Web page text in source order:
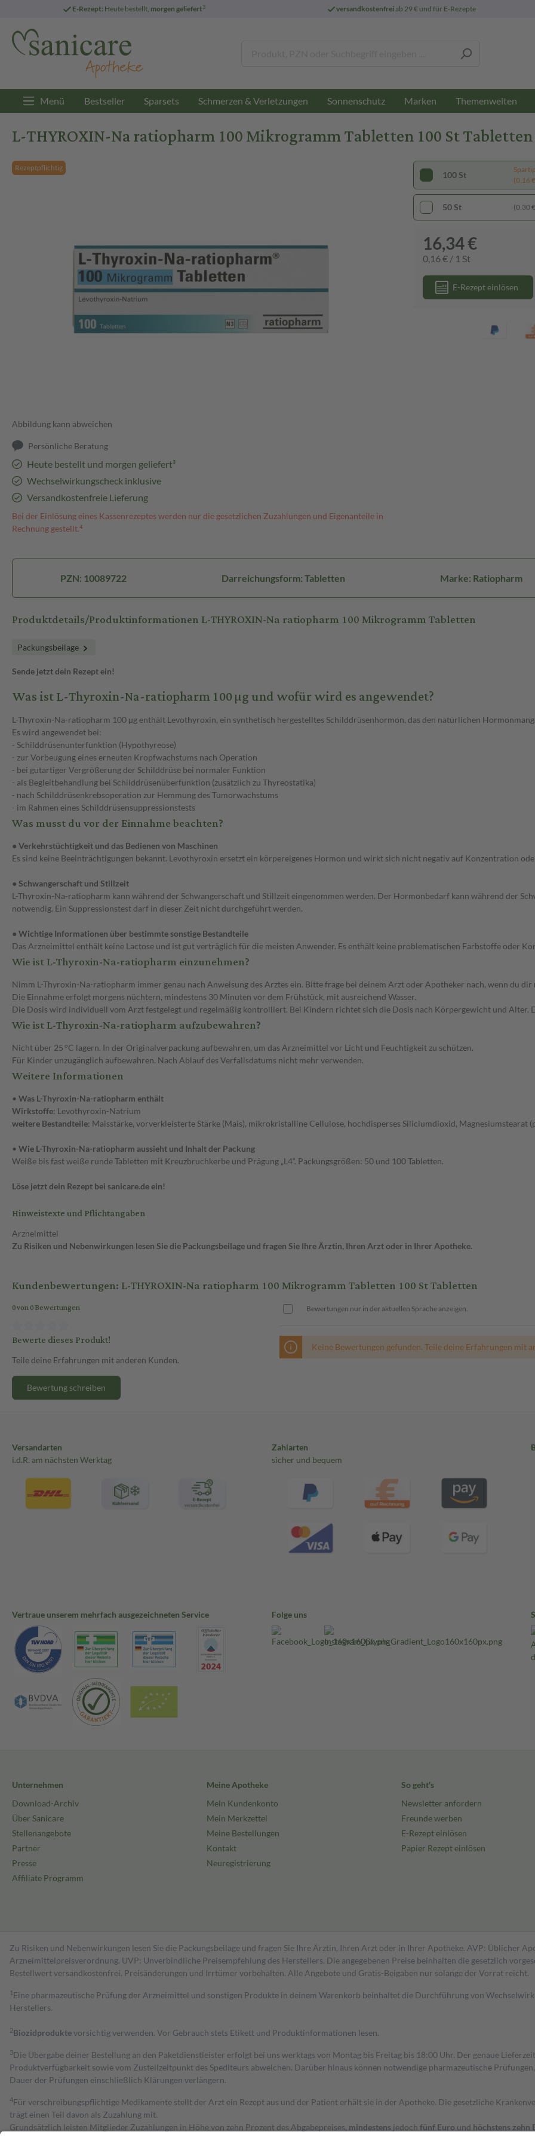
E-Rezept: Heute bestellt, morgen geliefert3 versandkostenfreiab 29 € und für E-Rezepte
Menü Bestseller Sparsets Schmerzen & Verletzungen Sonnenschutz Marken Themenwelten
L-THYROXIN-Na ratiopharm 100 Mikrogramm Tabletten 100 St Tabletten
Rezeptpflichtig
Abbildung kann abweichen
Persönliche Beratung
Heute bestellt und morgen geliefert³
Wechselwirkungscheck inklusive
Versandkostenfreie Lieferung
Bei der Einlösung eines Kassenrezeptes werden nur die gesetzlichen Zuzahlungen und Eigenanteile in
Rechnung gestellt.⁴
100 St
(0,16
50 St (0,30
16,34 €
0,16 € / 1 St
E-Rezept einlösen
PZN: 10089722 Darreichungsform: Tabletten Marke: Ratiopharm
Produktdetails/Produktinformationen L-THYROXIN-Na ratiopharm 100 Mikrogramm Tabletten
Packungsbeilage
Sende jetzt dein Rezept ein!
Was ist L-Thyroxin-Na-ratiopharm 100 µg und wofür wird es angewendet?
L-Thyroxin-Na-ratiopharm 100 µg enthält Levothyroxin, ein synthetisch hergestelltes Schilddrüsenhormon, das den natürlichen
Es wird angewendet bei:
- Schilddrüsenunterfunktion (Hypothyreose)
- zur Vorbeugung eines erneuten Kropfwachstums nach Operation
- bei gutartiger Vergrößerung der Schilddrüse bei normaler Funktion
- als Begleitbehandlung bei Schilddrüsenüberfunktion (zusätzlich zu Thyreostatika)
- nach Schilddrüsenkrebsoperation zur Hemmung des Tumorwachstums
- im Rahmen eines Schilddrüsensuppressionstests
Was musst du vor der Einnahme beachten?
● Verkehrstüchtigkeit und das Bedienen von Maschinen
Es sind keine Beeinträchtigungen bekannt. Levothyroxin ersetzt ein körpereigenes Hormon und wirkt sich nicht negativ auf Konzentration
● Schwangerschaft und Stillzeit
L-Thyroxin-Na-ratiopharm kann während der Schwangerschaft und Stillzeit eingenommen werden. Der Hormonbedarf kann während der
notwendig. Ein Suppressionstest darf in dieser Zeit nicht durchgeführt werden.
● Wichtige Informationen über bestimmte sonstige Bestandteile
Das Arzneimittel enthält keine Lactose und ist gut verträglich für die meisten Anwender. Es enthält keine problematischen Farbstoffe oder
Wie ist L-Thyroxin-Na-ratiopharm einzunehmen?
Nimm L-Thyroxin-Na-ratiopharm immer genau nach Anweisung des Arztes ein. Bitte frage bei deinem Arzt oder Apotheker nach, wenn du
Die Einnahme erfolgt morgens nüchtern, mindestens 30 Minuten vor dem Frühstück, mit ausreichend Wasser.
Die Dosis wird individuell vom Arzt festgelegt und regelmäßig kontrolliert. Bei Kindern richtet sich die Dosis nach Körpergewicht und Alter.
Wie ist L-Thyroxin-Na-ratiopharm aufzubewahren?
Nicht über 25 °C lagern. In der Originalverpackung aufbewahren, um das Arzneimittel vor Licht und Feuchtigkeit zu schützen.
Für Kinder unzugänglich aufbewahren. Nach Ablauf des Verfallsdatums nicht mehr verwenden.
Weitere Informationen
• Was L-Thyroxin-Na-ratiopharm enthält
Wirkstoffe: Levothyroxin-Natrium
weitere Bestandteile: Maisstärke, vorverkleisterte Stärke (Mais), mikrokristalline Cellulose, hochdisperses Siliciumdioxid, Magnesiumstearat
• Wie L-Thyroxin-Na-ratiopharm aussieht und Inhalt der Packung
Weiße bis fast weiße runde Tabletten mit Kreuzbruchkerbe und Prägung „L4“. Packungsgrößen: 50 und 100 Tabletten.
Löse jetzt dein Rezept bei sanicare.de ein!
Hinweistexte und Pflichtangaben
Arzneimittel
Zu Risiken und Nebenwirkungen lesen Sie die Packungsbeilage und fragen Sie Ihre Ärztin, Ihren Arzt oder in Ihrer Apotheke.
Kundenbewertungen: L-THYROXIN-Na ratiopharm 100 Mikrogramm Tabletten 100 St Tabletten
0 von 0 Bewertungen
Bewerte dieses Produkt!
Teile deine Erfahrungen mit anderen Kunden.
Bewertung schreiben
Bewertungen nur in der aktuellen Sprache anzeigen.
Keine Bewertungen gefunden. Teile deine Erfahrungen mit
Versandarten
i.d.R. am nächsten Werktag
Zahlarten
sicher und bequem
Vertraue unserem mehrfach ausgezeichneten Service Folge uns
Unternehmen
Download-Archiv
Über Sanicare
Stellenangebote
Partner
Presse
Affiliate Programm
Meine Apotheke
Mein Kundenkonto
Mein Merkzettel
Meine Bestellungen
Kontakt
Neuregistrierung
So geht's
Newsletter anfordern
Freunde werben
E-Rezept einlösen
Papier Rezept einlösen
Zu Risiken und Nebenwirkungen lesen Sie die Packungsbeilage und fragen Sie Ihre Ärztin, Ihren Arzt oder in Ihrer Apotheke. AVP: Üblicher
Arzneimittelpreisverordnung. UVP: Unverbindliche Preisempfehlung des Herstellers. Die angegebenen Preise beinhalten die gesetzlich
Bestell­wert versand­kosten­frei. Preisänderungen und Irrtümer vorbehalten. Alle Angebote und Gratis-Beigaben nur solange der Vorrat reicht.
1 Eine pharmazeutische Prüfung der Arzneimittel und sonstigen Produkte in deinem Warenkorb beinhaltet die Durchführung von
Herstellers.
2Biozidproduktevorsichtig verwenden. Vor Gebrauch stets Etikett und Produktinformationen lesen.
3Die Übergabe deiner Bestellung an den Paketdienstleister erfolgt bei uns werktags von Montag bis Freitag bis 18:00 Uhr. Der genaue
Produktverfügbarkeit sowie vom Zustellzeitpunkt des Spediteurs abweichen. Darüber hinaus können notwendige pharmazeutische
Dauer der Prüfungen einschließlich Klärungen verlängern.
4Für verschreibungspflichtige Medikamente stellt der Arzt ein Rezept aus und der Patient erhält sie in der Apotheke. Die gesetzliche
trägt einen Teil davon als Zuzahlung mit.
Grundsätzlich leisten Mitglieder Zuzahlungen in Höhe von zehn Prozent des Abgabepreises, mindestens jedoch fünf Euro und höchstens zehn